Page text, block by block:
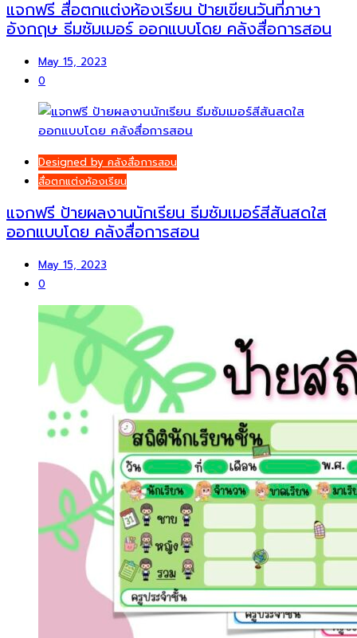
แจกฟรี สื่อตกแต่งห้องเรียน ป้ายเขียนวันที่ภาษา
อังกฤษ ธีมซัมเมอร์ ออกแบบโดย คลังสื่อการสอน
May 15, 2023
0
Designed by คลังสื่อการสอน
สื่อตกแต่งห้องเรียน
แจกฟรี ป้ายผลงานนักเรียน ธีมซัมเมอร์สีสันสดใส
ออกแบบโดย คลังสื่อการสอน
May 15, 2023
0